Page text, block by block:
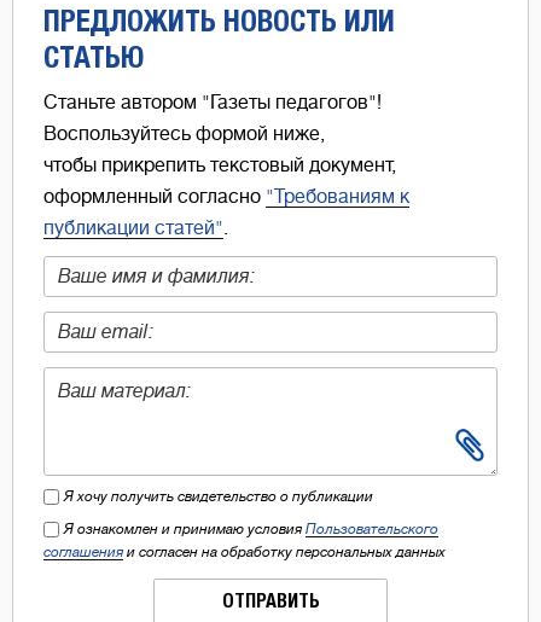
ПРЕДЛОЖИТЬ НОВОСТЬ ИЛИ
СТАТЬЮ
Станьте автором "Газеты педагогов"!
Воспользуйтесь формой ниже,
чтобы прикрепить текстовый документ,
оформленный согласно "Требованиям к
публикации статей"
Я хочу получить свидетельство о публикации
Я ознакомлен и принимаю условия Пользовательского
соглашения и согласен на обработку персональных данных
ОТПРАВИТЬ